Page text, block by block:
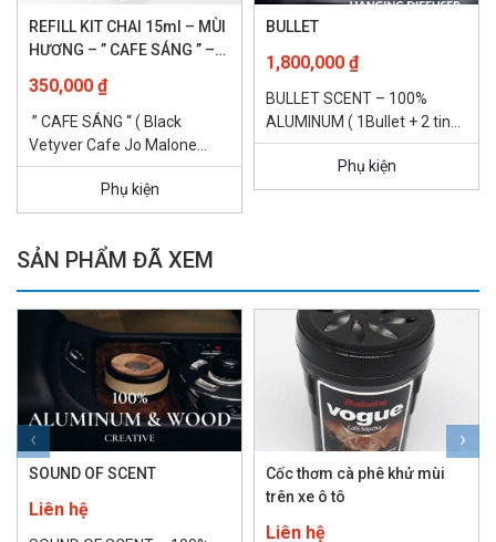
REFILL KIT CHAI 15ml – MÙI
HƯƠNG – ” CAFE SÁNG ” –
350,000 ₫
” CAFE SÁNG “ ( Black
Vetyver Cafe Jo Malone
London ) Gợi cảm – Tự tin
Phụ kiện
BULLET
1,800,000 ₫
BULLET SCENT – 100%
ALUMINUM ( 1Bullet + 2 tinh
dầu nước hoa 15ml ) – Cảm
hứng một viên đạn...
Phụ kiện
SẢN PHẨM ĐÃ XEM
SOUND OF SCENT
Liên hệ
Cốc thơm cà phê khử mùi
trên xe ô tô
Liên hệ
‹ ›